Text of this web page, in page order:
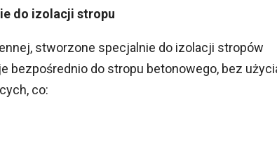
do izolacji stropu
stworzone specjalnie do izolacji stropów
bezpośrednio do stropu betonowego, bez
co: